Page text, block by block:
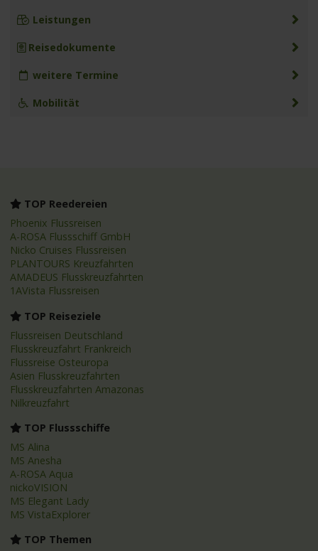
Leistungen
Reisedokumente
weitere Termine
Mobilität
TOP Reedereien
Phoenix Flussreisen
A-ROSA Flussschiff GmbH
Nicko Cruises Flussreisen
PLANTOURS Kreuzfahrten
AMADEUS Flusskreuzfahrten
1AVista Flussreisen
TOP Reiseziele
Flussreisen Deutschland
Flusskreuzfahrt Frankreich
Flussreise Osteuropa
Asien Flusskreuzfahrten
Flusskreuzfahrten Amazonas
Nilkreuzfahrt
TOP Flussschiffe
MS Alina
MS Anesha
A-ROSA Aqua
nickoVISION
MS Elegant Lady
MS VistaExplorer
TOP Themen